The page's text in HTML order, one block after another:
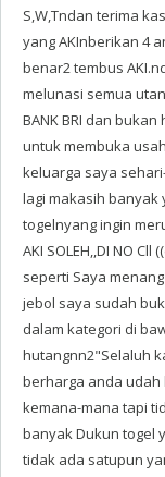
S,W,Tndan terima
yang AKInberikan 4
benar2 tembus
melunasi semua
BANK BRI dan
untuk membuka
keluarga saya
lagi makasih banyak
togelnyang ingin
AKI SOLEH,,DI NO
seperti Saya
jebol saya sudah
dalam kategori di
hutangnn2"Selaluh
berharga anda udah
kemana-mana tapi
banyak Dukun togel
tidak ada satupun